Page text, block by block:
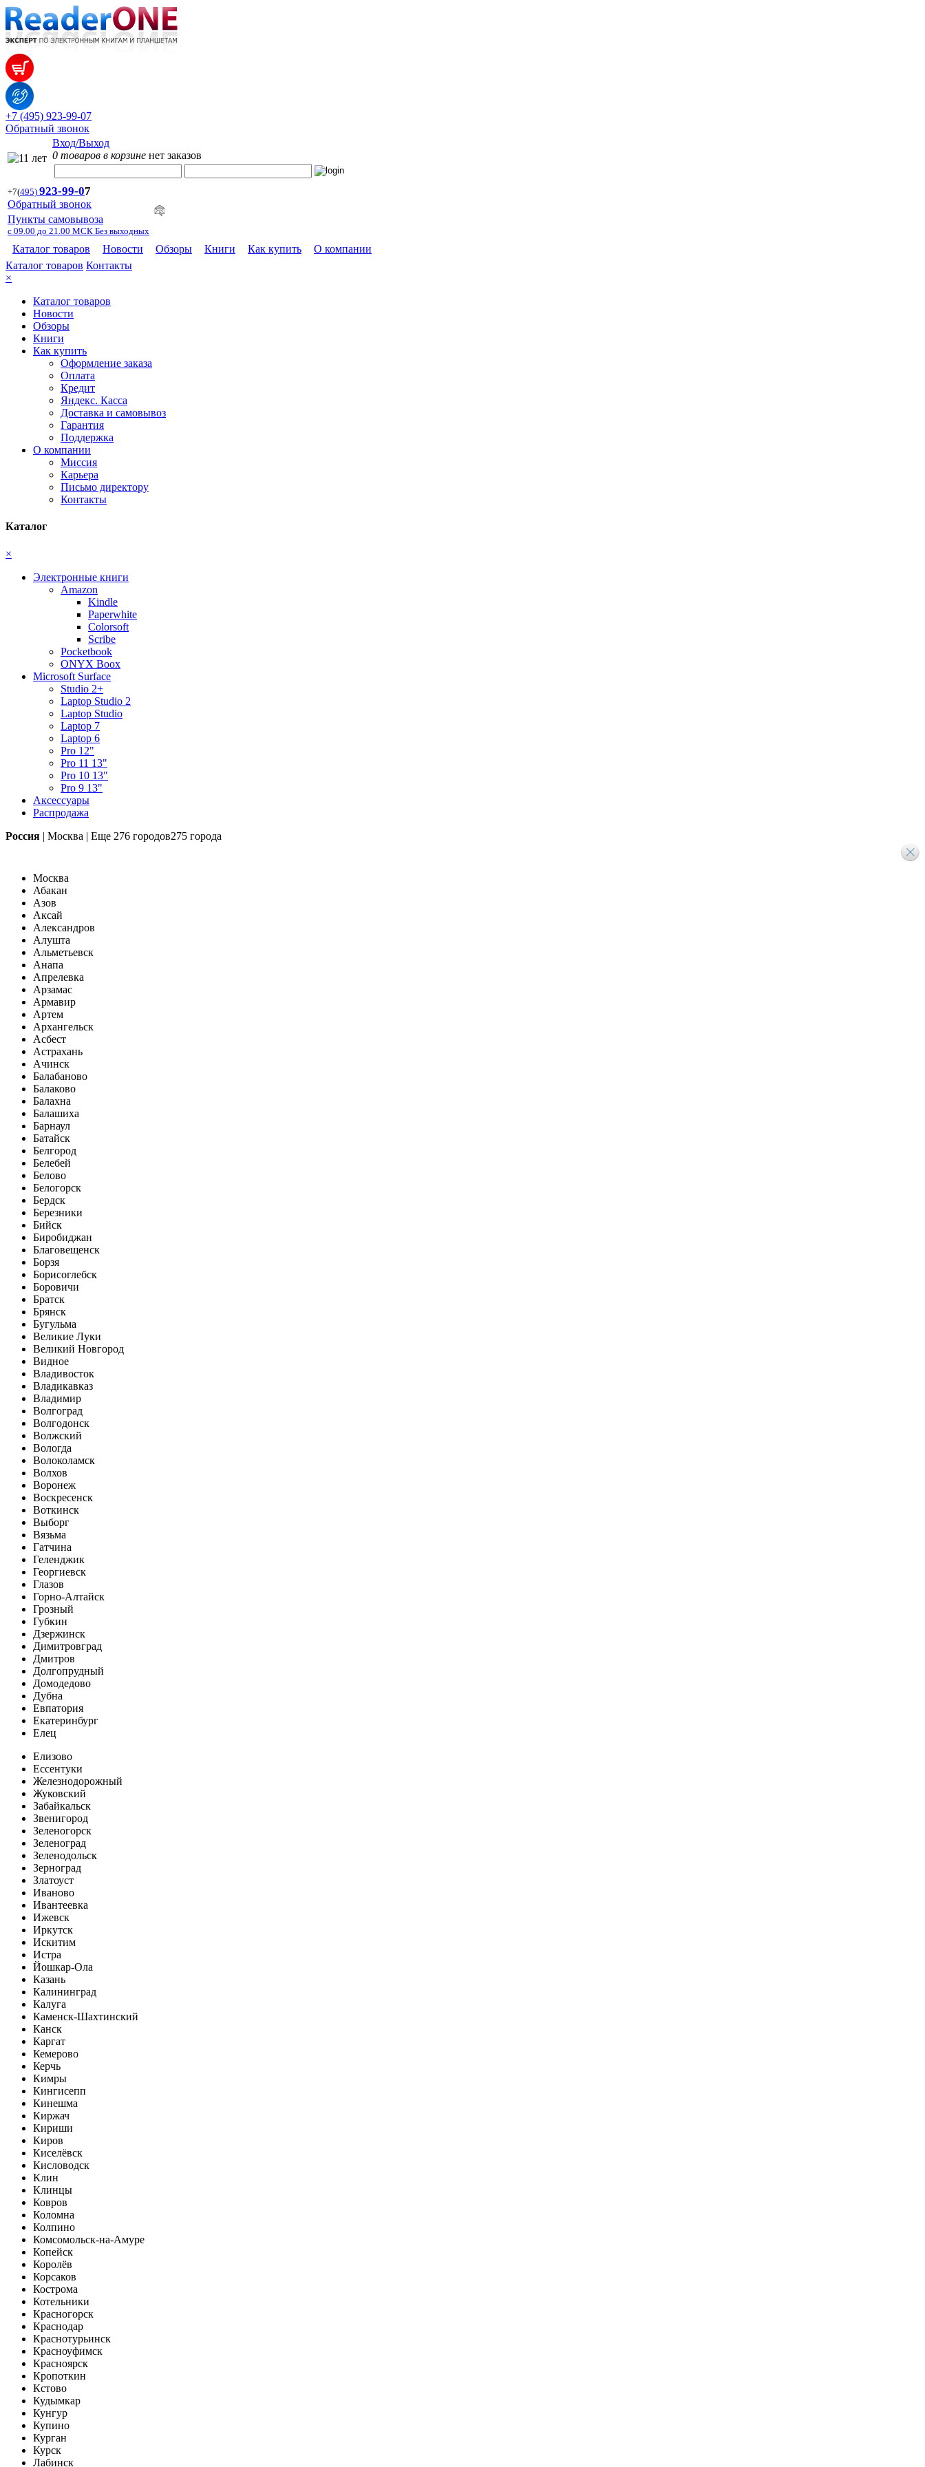
+7 (495) 923-99-07
Обратный звонок
Вход/Выход
0 товаров в корзине нет заказов
+7(495) 923-99-07
Обратный звонок
Пункты самовывоза
с 09.00 до 21.00 МСК Без выходных
Каталог товаров Новости Обзоры Книги Как купить
О компании
Каталог товаров Контакты
×
Каталог товаров
Новости
Обзоры
Книги
Как купить
Оформление заказа
Оплата
Кредит
Яндекс. Касса
Доставка и самовывоз
Гарантия
Поддержка
О компании
Миссия
Карьера
Письмо директору
Контакты
Каталог
×
Электронные книги
Amazon
Kindle
Paperwhite
Colorsoft
Scribe
Pocketbook
ONYX Boox
Microsoft Surface
Studio 2+
Laptop Studio 2
Laptop Studio
Laptop 7
Laptop 6
Pro 12"
Pro 11 13"
Pro 10 13"
Pro 9 13"
Аксессуары
Распродажа
Россия | Москва | Еще 276 городов275 города
Москва
Абакан
Азов
Аксай
Александров
Алушта
Альметьевск
Анапа
Апрелевка
Арзамас
Армавир
Артем
Архангельск
Асбест
Астрахань
Ачинск
Балабаново
Балаково
Балахна
Балашиха
Барнаул
Батайск
Белгород
Белебей
Белово
Белогорск
Бердск
Березники
Бийск
Биробиджан
Благовещенск
Борзя
Борисоглебск
Боровичи
Братск
Брянск
Бугульма
Великие Луки
Великий Новгород
Видное
Владивосток
Владикавказ
Владимир
Волгоград
Волгодонск
Волжский
Вологда
Волоколамск
Волхов
Воронеж
Воскресенск
Воткинск
Выборг
Вязьма
Гатчина
Геленджик
Георгиевск
Глазов
Горно-Алтайск
Грозный
Губкин
Дзержинск
Димитровград
Дмитров
Долгопрудный
Домодедово
Дубна
Евпатория
Екатеринбург
Елец
Елизово
Ессентуки
Железнодорожный
Жуковский
Забайкальск
Звенигород
Зеленогорск
Зеленоград
Зеленодольск
Зерноград
Златоуст
Иваново
Ивантеевка
Ижевск
Иркутск
Искитим
Истра
Йошкар-Ола
Казань
Калининград
Калуга
Каменск-Шахтинский
Канск
Каргат
Кемерово
Керчь
Кимры
Кингисепп
Кинешма
Киржач
Кириши
Киров
Киселёвск
Кисловодск
Клин
Клинцы
Ковров
Коломна
Колпино
Комсомольск-на-Амуре
Копейск
Королёв
Корсаков
Кострома
Котельники
Красногорск
Краснодар
Краснотурьинск
Красноуфимск
Красноярск
Кропоткин
Кстово
Кудымкар
Кунгур
Купино
Курган
Курск
Лабинск